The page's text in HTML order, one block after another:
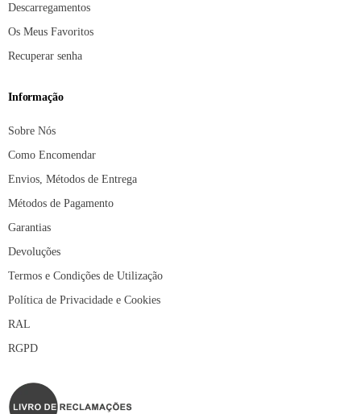
Descarregamentos
Os Meus Favoritos
Recuperar senha
Informação
Sobre Nós
Como Encomendar
Envios, Métodos de Entrega
Métodos de Pagamento
Garantias
Devoluções
Termos e Condições de Utilização
Política de Privacidade e Cookies
RAL
RGPD